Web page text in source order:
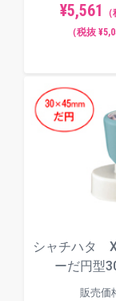
¥5,561
（税抜
シャチハタ
ーだ円型
販売価